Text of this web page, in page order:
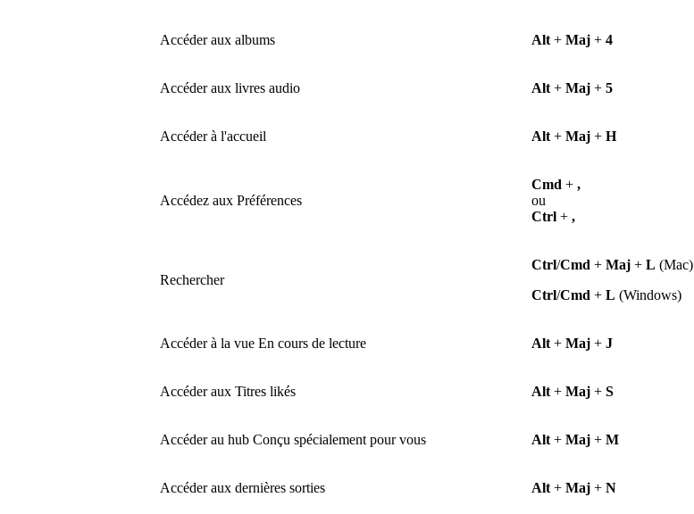
Accéder aux albums Alt + Maj + 4
Accéder aux livres audio Alt + Maj + 5
Accéder à l'accueil Alt + Maj + H
Accédez aux Préférences
Cmd + ,
ou
Ctrl + ,
Rechercher
Ctrl/Cmd + Maj + L (Mac)
Ctrl/Cmd + L (Windows)
Accéder à la vue En cours de lecture Alt + Maj + J
Accéder aux Titres likés Alt + Maj + S
Accéder au hub Conçu spécialement pour vous Alt + Maj + M
Accéder aux dernières sorties Alt + Maj + N